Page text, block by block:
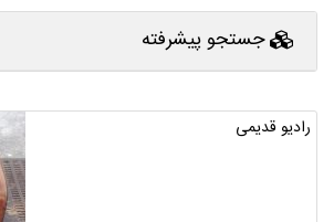
جستجو پیشرفته
رادیو قدیمی